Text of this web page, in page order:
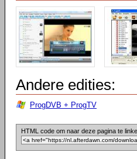
Andere edities:
ProgDVB + ProgTV
HTML code om naar deze pagina te